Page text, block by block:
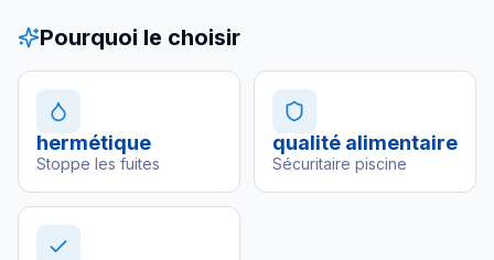
Pourquoi le choisir
hermétique
Stoppe les fuites
qualité alimentaire
Sécuritaire piscine